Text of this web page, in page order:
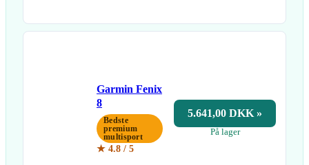
Garmin Fenix
8
Bedste
premium
multisport
★ 4.8 / 5
5.641,00 DKK »
På lager